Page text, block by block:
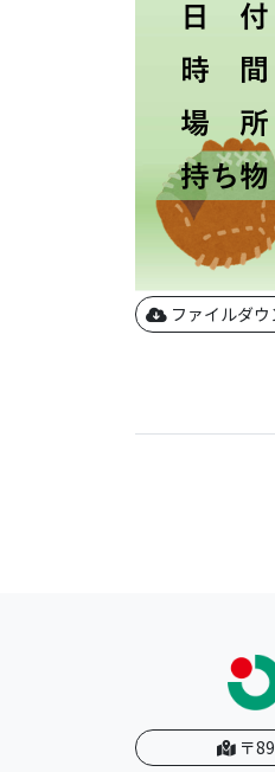
ファイルダ
〒